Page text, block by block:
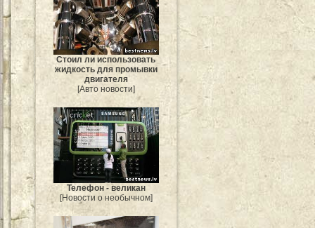
Стоил ли использовать
жидкость для промывки
двигателя
[Авто новости]
Телефон - великан
[Новости о необычном]